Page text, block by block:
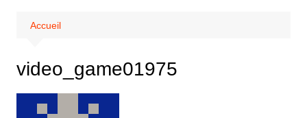
Accueil
video_game01975